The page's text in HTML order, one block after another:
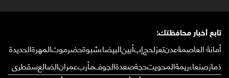
تابع أخبار محافظتك:
أمانة العاصمةعدنتعزلحجإبأبينالبيضاءشبوةحضرموتالمهرةالحديدة
ذمارصنعاءريمةالمحويتحجةصعدةالجوفمأربعمرانالضالعسقطرى